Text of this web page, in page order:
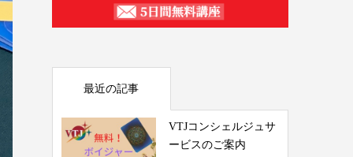
最近の記事
VTJコンシェルジュサ
ービスのご案内